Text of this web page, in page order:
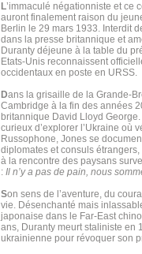
L’immaculé négationniste et ce
auront finalement raison du
Berlin le 29 mars 1933. Interdit
dans la presse britannique et
Duranty déjeune à la table du
Etats-Unis reconnaissent
occidentaux en poste en URSS.
Dans la grisaille de la Grande-
Cambridge à la fin des années
britannique David Lloyd
curieux d’explorer l’Ukraine où
Russophone, Jones se
diplomates et consuls
à la rencontre des paysans
: Il n’y a pas de pain, nous
Son sens de l’aventure, du
vie. Désenchanté mais
japonaise dans le Far-East
ans, Duranty meurt staliniste en
ukrainienne pour révoquer son